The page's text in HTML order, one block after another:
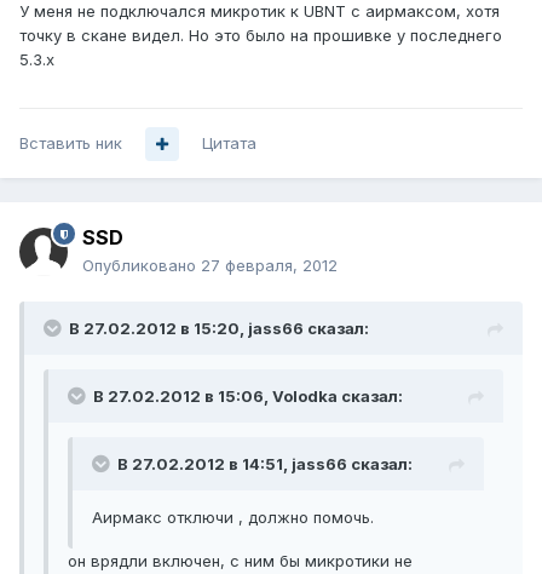
У меня не подключался микротик к UBNT с аирмаксом, хотя
точку в скане видел. Но это было на прошивке у последнего
5.3.х
Вставить ник Цитата
SSD
Опубликовано 27 февраля, 2012
В 27.02.2012 в 15:20, jass66 сказал:
В 27.02.2012 в 15:06, Volodka сказал:
В 27.02.2012 в 14:51, jass66 сказал:
Аирмакс отключи , должно помочь.
он врядли включен, с ним бы микротики не